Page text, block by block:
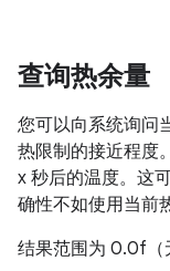
查询热余量
您可以向系统询问
热限制的接近程度
x 秒后的温度。这
确性不如使用当前
结果范围为 0.0f（